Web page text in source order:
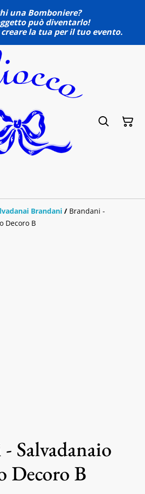
una Bomboniere?
può diventarlo!
la tua per il tuo evento.
Brandani / Brandani -
Decoro B
Salvadanaio
Decoro B